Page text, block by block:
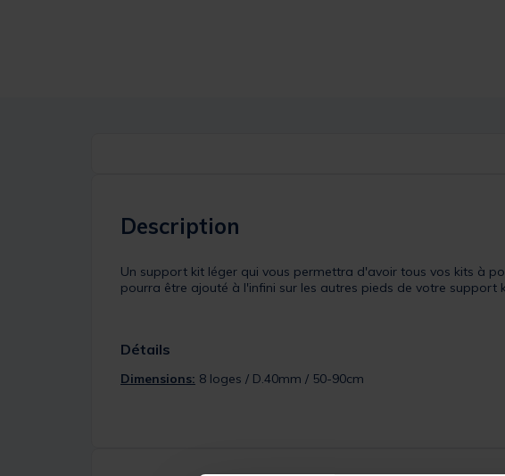
Description
Un support kit léger qui vous permettra d'avoir tous vos kits à
pourra être ajouté à l'infini sur les autres pieds de votre support
Détails
Dimensions: 8 loges / D.40mm / 50-90cm